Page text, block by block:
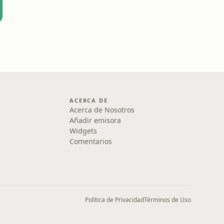
ACERCA DE
Acerca de Nosotros
Añadir emisora
Widgets
Comentarios
Política de PrivacidadTérminos de Uso